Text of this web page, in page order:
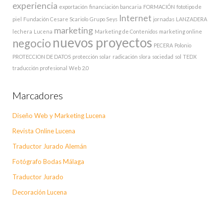
experiencia exportación financiación bancaria FORMACIÓN fototipo de
piel Fundación Cesare Scariolo Grupo Seys Internet jornadas LANZADERA
lechera Lucena marketing Marketing de Contenidos marketing online
negocio nuevos proyectos PECERA Polonio
PROTECCION DE DATOS protección solar radicación slora sociedad sol TEDX
traducción profesional Web 2.0
Marcadores
Diseño Web y Marketing Lucena
Revista Online Lucena
Traductor Jurado Alemán
Fotógrafo Bodas Málaga
Traductor Jurado
Decoración Lucena